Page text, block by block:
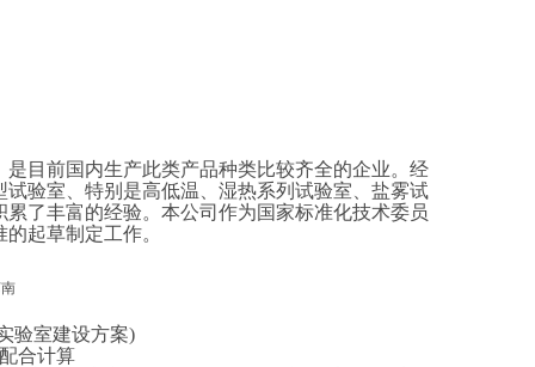
目前国内生产此类产品种类比较齐全的企业。经
验室、特别是高低温、湿热系列试验室、盐雾试
了丰富的经验。本公司作为国家标准化技术委员
起草制定工作。
验室建设方案)
合计算